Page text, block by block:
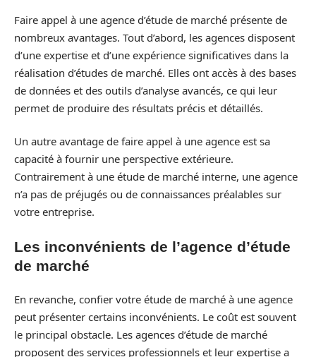
Faire appel à une agence d’étude de marché présente de
nombreux avantages. Tout d’abord, les agences disposent
d’une expertise et d’une expérience significatives dans la
réalisation d’études de marché. Elles ont accès à des bases
de données et des outils d’analyse avancés, ce qui leur
permet de produire des résultats précis et détaillés.
Un autre avantage de faire appel à une agence est sa
capacité à fournir une perspective extérieure.
Contrairement à une étude de marché interne, une agence
n’a pas de préjugés ou de connaissances préalables sur
votre entreprise.
Les inconvénients de l’agence d’étude
de marché
En revanche, confier votre étude de marché à une agence
peut présenter certains inconvénients. Le coût est souvent
le principal obstacle. Les agences d’étude de marché
proposent des services professionnels et leur expertise a